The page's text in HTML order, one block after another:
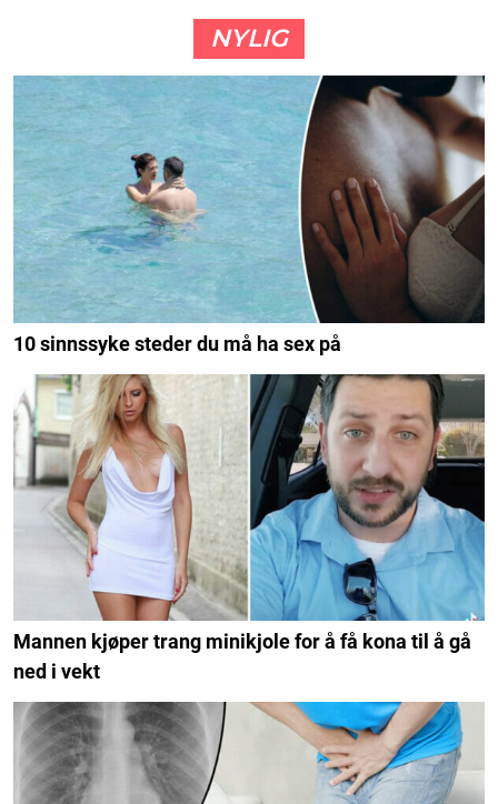
NYLIG
10 sinnssyke steder du må ha sex på
Mannen kjøper trang minikjole for å få kona til å gå
ned i vekt